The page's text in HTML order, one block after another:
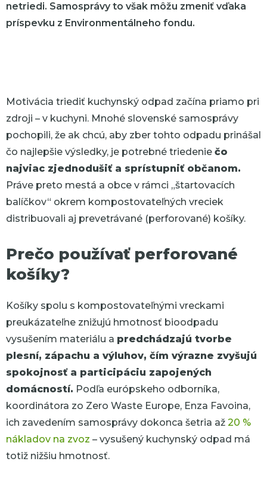
netriedi. Samosprávy to však môžu zmeniť vďaka
príspevku z Environmentálneho fondu.
Motivácia triediť kuchynský odpad začína priamo pri
zdroji – v kuchyni. Mnohé slovenské samosprávy
pochopili, že ak chcú, aby zber tohto odpadu prinášal
čo najlepšie výsledky, je potrebné triedenie čo
najviac zjednodušiť a sprístupniť občanom.
Práve preto mestá a obce v rámci „štartovacích
balíčkov“ okrem kompostovateľných vreciek
distribuovali aj prevetrávané (perforované) košíky.
Prečo používať perforované
košíky?
Košíky spolu s kompostovateľnými vreckami
preukázateľne znižujú hmotnosť bioodpadu
vysušením materiálu a predchádzajú tvorbe
plesní, zápachu a výluhov, čím výrazne zvyšujú
spokojnosť a participáciu zapojených
domácností. Podľa európskeho odborníka,
koordinátora zo Zero Waste Europe, Enza Favoina,
ich zavedením samosprávy dokonca šetria až 20 %
nákladov na zvoz – vysušený kuchynský odpad má
totiž nižšiu hmotnosť.